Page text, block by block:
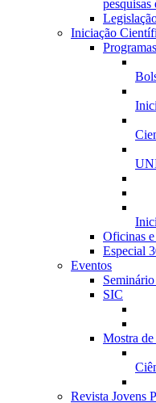
Iniciação
Programas
Oficinas
Especial
Eventos
SIC
Mostra
Revista Jovens